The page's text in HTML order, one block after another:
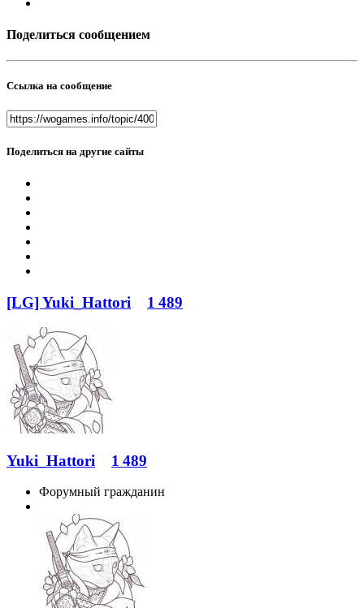
Поделиться сообщением
Ссылка на сообщение
Поделиться на другие сайты
[LG] Yuki_Hattori 1 489
Yuki_Hattori 1 489
Форумный гражданин